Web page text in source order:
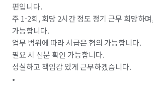
편입니다.
주 1-2회, 회당 2시간 정도 정기 근무 희망하
가능합니다.
업무 범위에 따라 시급은 협의 가능합니다.
필요 시 신분 확인 가능합니다.
성실하고 책임감 있게 근무하겠습니다.
•